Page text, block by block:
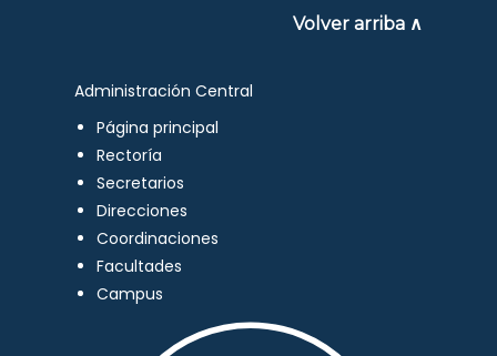
Volver arriba ∧
Administración Central
Página principal
Rectoría
Secretarios
Direcciones
Coordinaciones
Facultades
Campus